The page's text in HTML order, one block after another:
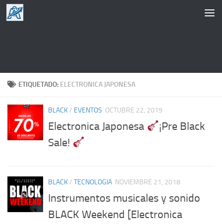
Saltar al contenido
ETIQUETADO: ELECTRONICA JAPONESA
BLACK/ EVENTOS OCTUBRE 22, 2019
Electronica Japonesa
¡Pre Black
Sale!
BLACK/ TECNOLOGIA NOVIEMBRE 21, 2018
Instrumentos musicales y sonido
BLACK Weekend [Electronica